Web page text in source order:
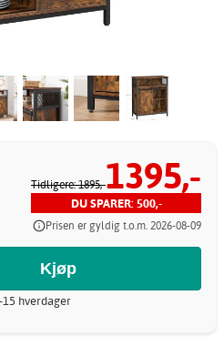
Tidligere: 1895,-1395,-
DU SPARER: 500,-
Prisen er gyldig t.o.m. 2026-08-09
15 hverdager